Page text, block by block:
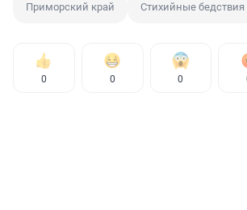
Приморский край Стихийные бедствия
0 0 0